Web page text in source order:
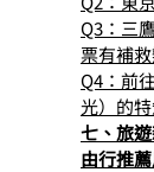
Q3：三
票有補
Q4：前
光）的
七、旅
由行推